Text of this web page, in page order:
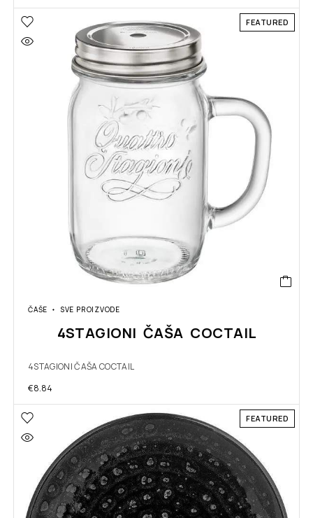
FEATURED
ČAŠE SVE PROIZVODE
4STAGIONI ČAŠA COCTAIL
4STAGIONI ČAŠA COCTAIL
€8.84
FEATURED